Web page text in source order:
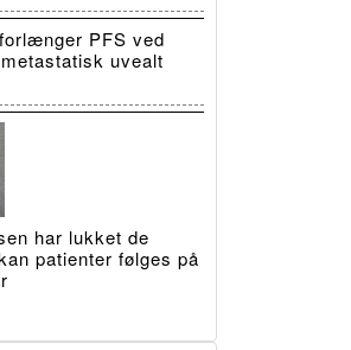
PFS ved
uvealt
har lukket de
patienter følges på